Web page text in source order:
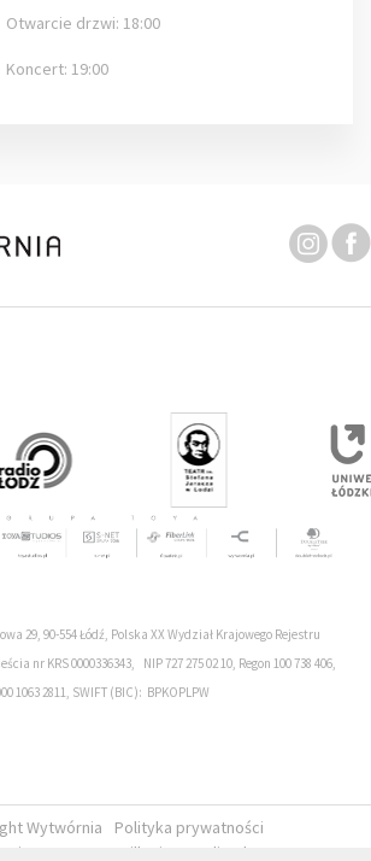
Otwarcie drzwi: 18:00
Koncert: 19:00
29, 90-554 Łódź, Polska XX Wydział Krajowego Rejestru
nr KRS 0000336343, NIP 727 275 02 10, Regon 100 738 406,
1063 2811, SWIFT (BIC): BPKOPLPW
Wytwórnia
Polityka prywatności
stron www
milleniumstudio.pl